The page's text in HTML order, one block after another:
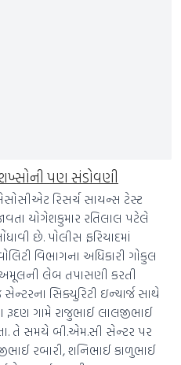
પણ સંડોવણી
રિસર્ચ સાયન્સ ટેસ્ટ
યોગેશકુમાર રતિલાલ પટેલે
છે. પોલીસ ફરિયાદમાં
વિભાગના અધિકારી ગોકુલ
અમૂલની લેબ તપાસણી કરતી
સિક્યુરિટી ઇન્ચાર્જ સાથે
રૂદણ ગામે રાજુભાઈ લાલજીભાઈ
તે સમયે બી.એમ.સી સેન્ટર પર
રબારી, શનિભાઈ કાળુભાઈ